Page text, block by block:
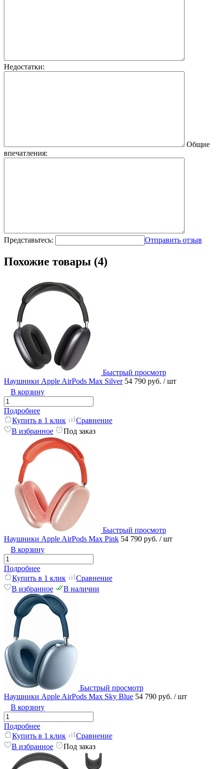
Недостатки:
Общие
впечатления:
Представьтесь: Отправить отзыв
Похожие товары (4)
Быстрый просмотр
Наушники Apple AirPods Max Silver 54 790 руб. / шт
В корзину
Подробнее
Купить в 1 клик
Сравнение
В избранное
Под заказ
Быстрый просмотр
Наушники Apple AirPods Max Pink 54 790 руб. / шт
В корзину
Подробнее
Купить в 1 клик
Сравнение
В избранное
В наличии
Быстрый просмотр
Наушники Apple AirPods Max Sky Blue 54 790 руб. / шт
В корзину
Подробнее
Купить в 1 клик
Сравнение
В избранное
Под заказ